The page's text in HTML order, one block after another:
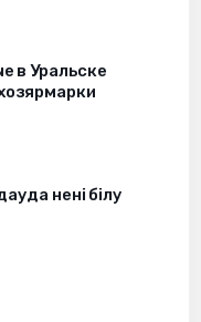
в Уральске
нені білу